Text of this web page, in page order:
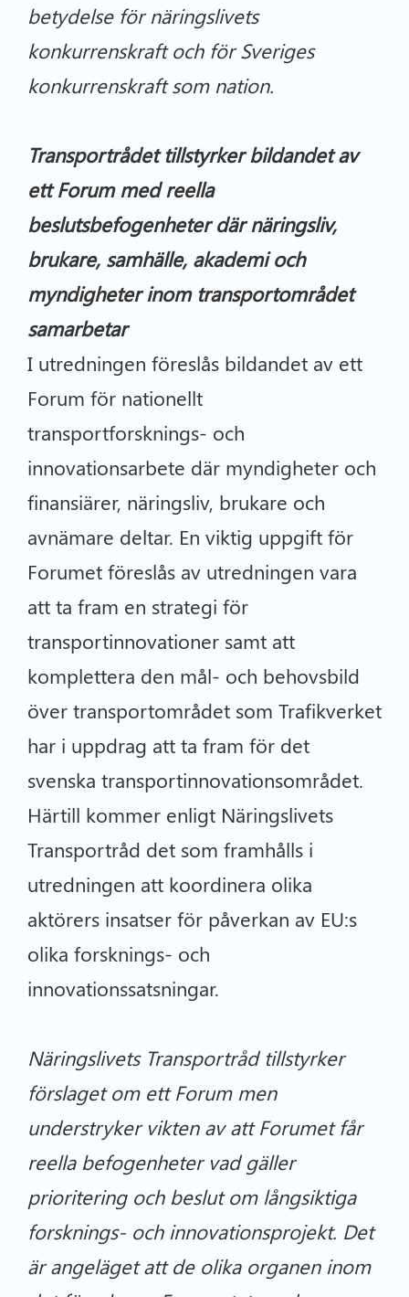
betydelse för näringslivets
konkurrenskraft och för Sveriges
konkurrenskraft som nation.
Transportrådet tillstyrker bildandet av
ett Forum med reella
beslutsbefogenheter där näringsliv,
brukare, samhälle, akademi och
myndigheter inom transportområdet
samarbetar
I utredningen föreslås bildandet av ett
Forum för nationellt
transportforsknings- och
innovationsarbete där myndigheter och
finansiärer, näringsliv, brukare och
avnämare deltar. En viktig uppgift för
Forumet föreslås av utredningen vara
att ta fram en strategi för
transportinnovationer samt att
komplettera den mål- och behovsbild
över transportområdet som Trafikverket
har i uppdrag att ta fram för det
svenska transportinnovationsområdet.
Härtill kommer enligt Näringslivets
Transportråd det som framhålls i
utredningen att koordinera olika
aktörers insatser för påverkan av EU:s
olika forsknings- och
innovationssatsningar.
Näringslivets Transportråd tillstyrker
förslaget om ett Forum men
understryker vikten av att Forumet får
reella befogenheter vad gäller
prioritering och beslut om långsiktiga
forsknings- och innovationsprojekt. Det
är angeläget att de olika organen inom